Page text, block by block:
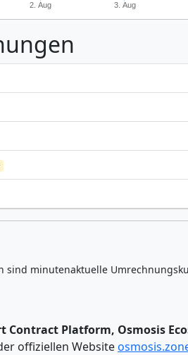
2. Aug 3. Aug
sind minutenaktuelle
Contract Platform, Osmosis
offiziellen Website